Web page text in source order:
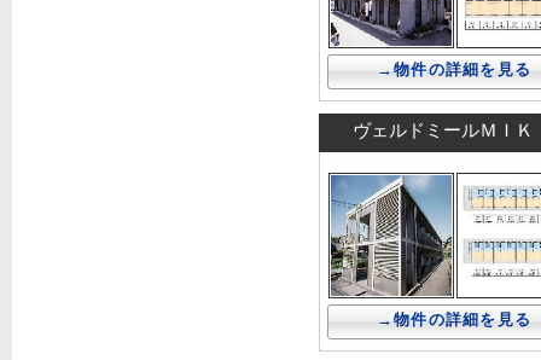
→物件の詳細を見る
ヴェルドミールＭＩ
→物件の詳細を見る